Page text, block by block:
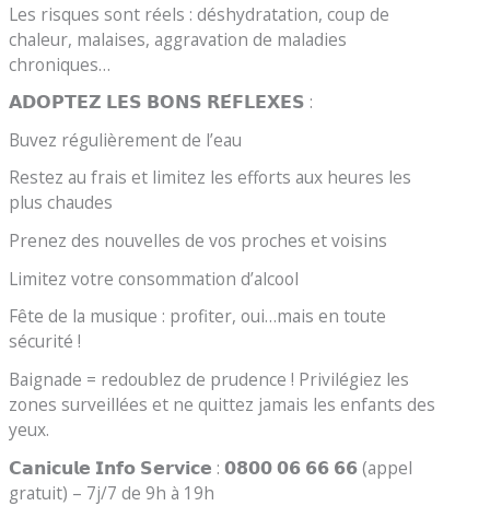
Les risques sont réels : déshydratation, coup de
chaleur, malaises, aggravation de maladies
chroniques…
𝗔𝗗𝗢𝗣𝗧𝗘𝗭 𝗟𝗘𝗦 𝗕𝗢𝗡𝗦 𝗥𝗘́𝗙𝗟𝗘𝗫𝗘𝗦 :
Buvez régulièrement de l’eau
Restez au frais et limitez les efforts aux heures les
plus chaudes
Prenez des nouvelles de vos proches et voisins
Limitez votre consommation d’alcool
Fête de la musique : profiter, oui…mais en toute
sécurité !
Baignade = redoublez de prudence ! Privilégiez les
zones surveillées et ne quittez jamais les enfants des
yeux.
𝗖𝗮𝗻𝗶𝗰𝘂𝗹𝗲 𝗜𝗻𝗳𝗼 𝗦𝗲𝗿𝘃𝗶𝗰𝗲 : 𝟬𝟴𝟬𝟬 𝟬𝟲 𝟲𝟲 𝟲𝟲 (appel
gratuit) – 7j/7 de 9h à 19h